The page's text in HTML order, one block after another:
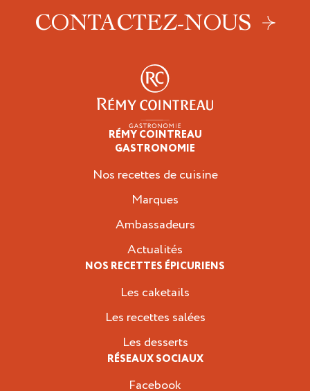
CONTACTEZ-NOUS
RÉMY COINTREAU
GASTRONOMIE
Nos recettes de cuisine
Marques
Ambassadeurs
Actualités
NOS RECETTES ÉPICURIENS
Les caketails
Les recettes salées
Les desserts
RÉSEAUX SOCIAUX
Facebook